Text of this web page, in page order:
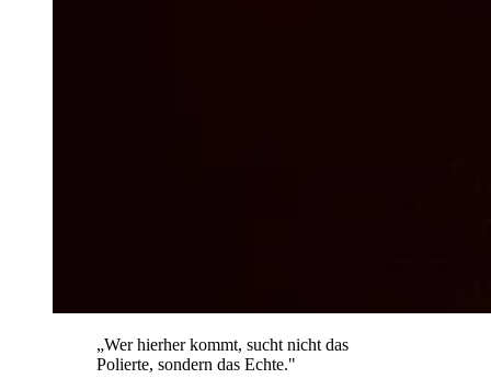
„Wer hierher kommt, sucht nicht das
Polierte, sondern das Echte."